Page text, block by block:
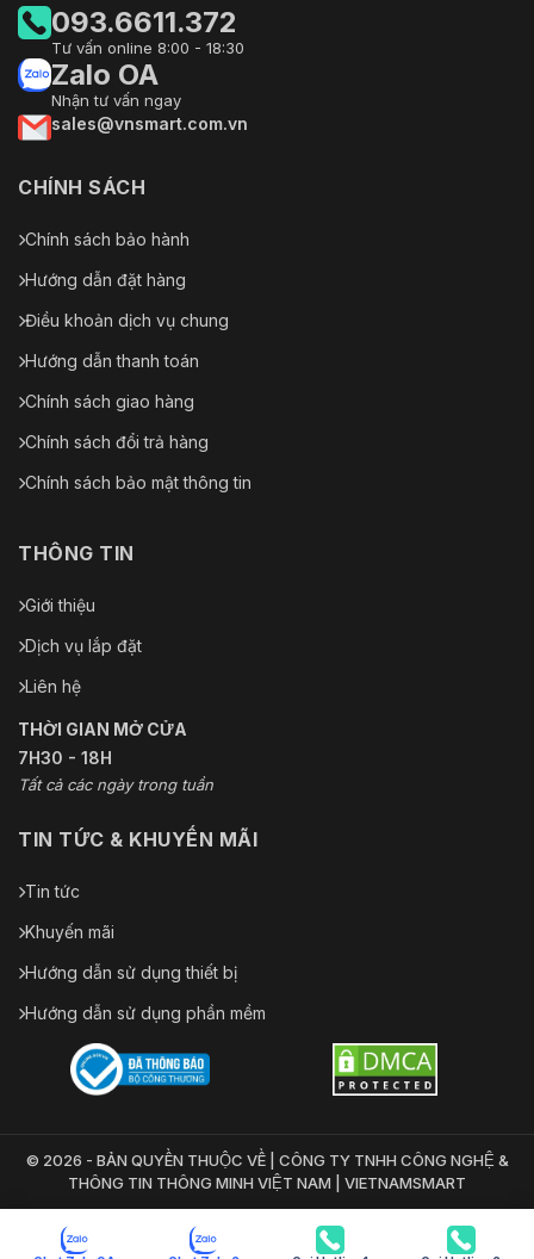
093.6611.372
Tư vấn online 8:00 - 18:30
Zalo OA
Nhận tư vấn ngay
sales@vnsmart.com.vn
CHÍNH SÁCH
Chính sách bảo hành
Hướng dẫn đặt hàng
Điều khoản dịch vụ chung
Hướng dẫn thanh toán
Chính sách giao hàng
Chính sách đổi trả hàng
Chính sách bảo mật thông tin
THÔNG TIN
Giới thiệu
Dịch vụ lắp đặt
Liên hệ
THỜI GIAN MỞ CỬA
7H30 - 18H
Tất cả các ngày trong tuần
TIN TỨC & KHUYẾN MÃI
Tin tức
Khuyến mãi
Hướng dẫn sử dụng thiết bị
Hướng dẫn sử dụng phần mềm
© 2026 - BẢN QUYỀN THUỘC VỀ | CÔNG TY TNHH CÔNG NGHỆ &
THÔNG TIN THÔNG MINH VIỆT NAM | VIETNAMSMART